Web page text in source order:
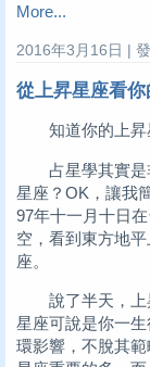
More...
2016年3月16日 |
從上昇星座看你
知道你的上昇
占星學其實是
星座？OK，讓我
97年十一月十日
空，看到東方地
座。
說了半天，上
星座可說是你一
環影響，不脫其